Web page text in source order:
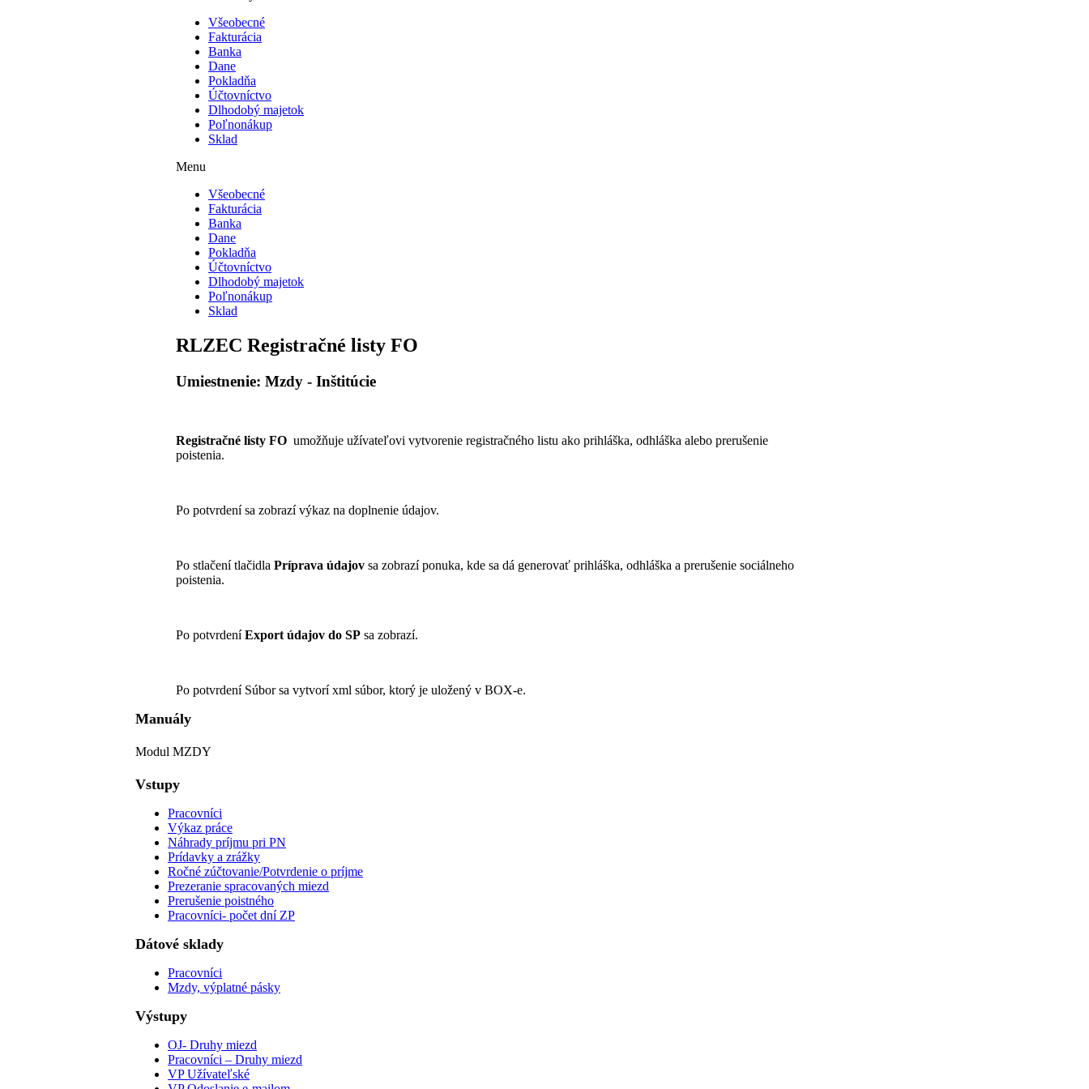
Všeobecné
Fakturácia
Banka
Dane
Pokladňa
Účtovníctvo
Dlhodobý majetok
Poľnonákup
Sklad
Menu
Všeobecné
Fakturácia
Banka
Dane
Pokladňa
Účtovníctvo
Dlhodobý majetok
Poľnonákup
Sklad
RLZEC Registračné listy FO
Umiestnenie: Mzdy - Inštitúcie
Registračné listy FO umožňuje užívateľovi vytvorenie registračného listu ako prihláška, odhláška alebo prerušenie
poistenia.
Po potvrdení sa zobrazí výkaz na doplnenie údajov.
Po stlačení tlačidla Príprava údajov sa zobrazí ponuka, kde sa dá generovať prihláška, odhláška a prerušenie sociálneho
poistenia.
Po potvrdeníExport údajov do SP sa zobrazí.
Po potvrdení Súbor sa vytvorí xml súbor, ktorý je uložený v BOX-e.
Manuály
Modul MZDY
Vstupy
Pracovníci
Výkaz práce
Náhrady príjmu pri PN
Prídavky a zrážky
Ročné zúčtovanie/Potvrdenie o príjme
Prezeranie spracovaných miezd
Prerušenie poistného
Pracovníci- počet dní ZP
Dátové sklady
Pracovníci
Mzdy, výplatné pásky
Výstupy
OJ- Druhy miezd
Pracovníci – Druhy miezd
VP Užívateľské